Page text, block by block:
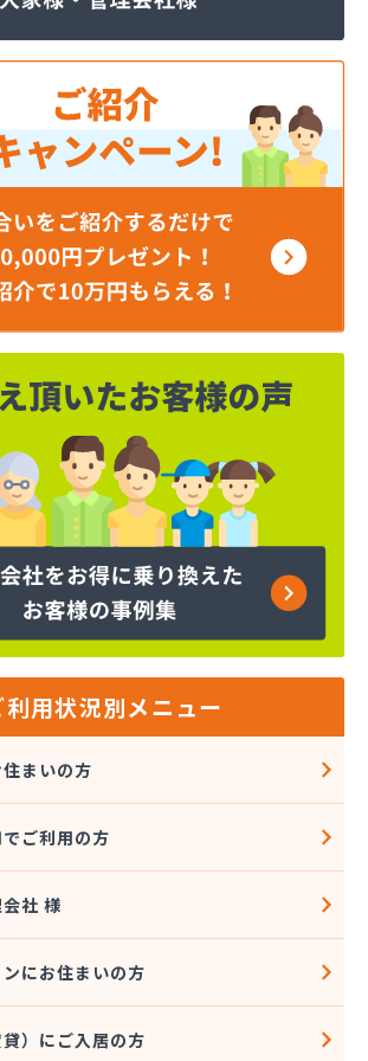
ービス株式会社 名古屋営業所
コム株式会社 尾張営業所
サービス
会社新城営業所
会社
式会社 本部・ホームガス
式会社 ホームガス 名古屋西営業所
式会社 尾張旭営業所
ー株式会社 リボンガス
燃料課・プロパンガス
ーション
社
株式会社名古屋店
イフ株式会社 一色営業所
イフ株式会社 江南営業所
フ株式会社 三河営業所
イフ株式会社 豊川営業所
会社
会社 愛知西支店
会社
社容器検査工場
組江南営業所
利用状況別メニュー
まいの方
ご利用の方
社 様
にお住まいの方
）にご入居の方